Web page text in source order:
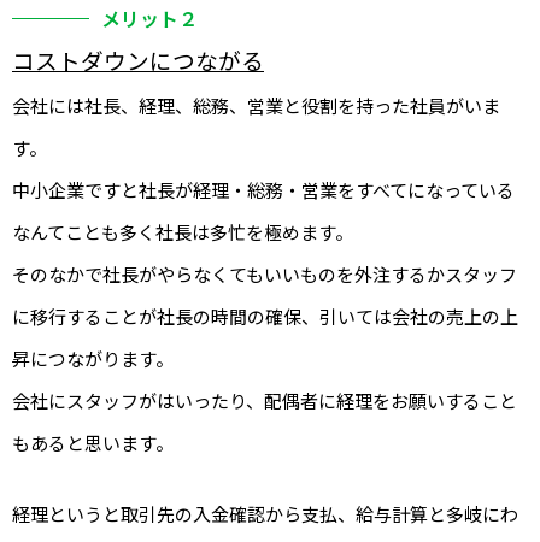
メリット２
コストダウンにつながる
会社には社長、経理、総務、営業と役割を持った社員がいま
す。
中小企業ですと社長が経理・総務・営業をすべてになっている
なんてことも多く社長は多忙を極めます。
そのなかで社長がやらなくてもいいものを外注するかスタッフ
に移行することが社長の時間の確保、引いては会社の売上の上
昇につながります。
会社にスタッフがはいったり、配偶者に経理をお願いすること
もあると思います。
経理というと取引先の入金確認から支払、給与計算と多岐にわ